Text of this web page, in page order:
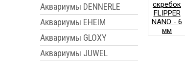
Аквариумы DENNERLE
Аквариумы EHEIM
Аквариумы GLOXY
Аквариумы JUWEL